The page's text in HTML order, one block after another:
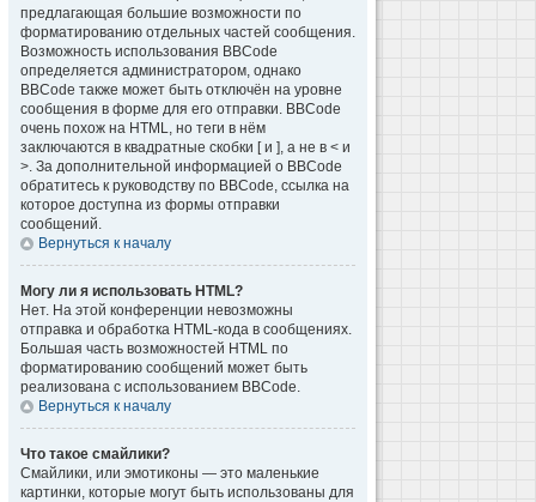
предлагающая большие возможности по
форматированию отдельных частей сообщения.
Возможность использования BBCode
определяется администратором, однако
BBCode также может быть отключён на уровне
сообщения в форме для его отправки. BBCode
очень похож на HTML, но теги в нём
заключаются в квадратные скобки [ и ], а не в < и
>. За дополнительной информацией о BBCode
обратитесь к руководству по BBCode, ссылка на
которое доступна из формы отправки
сообщений.
Вернуться к началу
Могу ли я использовать HTML?
Нет. На этой конференции невозможны
отправка и обработка HTML-кода в сообщениях.
Большая часть возможностей HTML по
форматированию сообщений может быть
реализована с использованием BBCode.
Вернуться к началу
Что такое смайлики?
Смайлики, или эмотиконы — это маленькие
картинки, которые могут быть использованы для